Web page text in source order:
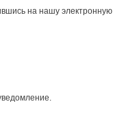
на нашу электронную